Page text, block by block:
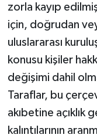
zorla kayıp
için, doğrudan
uluslararası
konusu kişiler
değişimi dahil
Taraflar, bu
akıbetine
kalıntılarının